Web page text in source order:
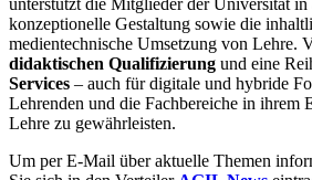
konzeptionelle Gestaltung sowie die
medientechnische Umsetzung von Lehre.
didaktischen Qualifizierung und eine
Services – auch für digitale und hybride
Lehrenden und die Fachbereiche in ihrem
Lehre zu gewährleisten.
Um per E-Mail über aktuelle Themen